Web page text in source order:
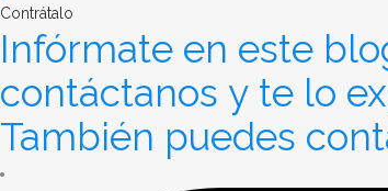
Contrátalo
Infórmate en este
contáctanos y te lo
También puedes